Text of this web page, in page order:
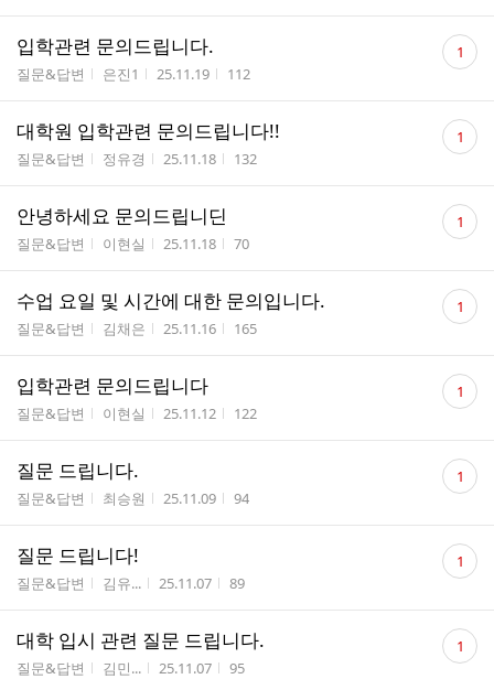
입학관련 문의드립니다.
게시판명
질문&답변 작성자
은진1 작성시간
25.11.19 조회수
112
댓
글 1
대학원 입학관련 문의드립니다!!
게시판명
질문&답변 작성자
정유경 작성시간
25.11.18 조회수
132
댓
글 1
안녕하세요 문의드립니딘
게시판명
질문&답변 작성자
이현실 작성시간
25.11.18 조회수
70
댓
글 1
수업 요일 및 시간에 대한 문의입니다.
게시판명
질문&답변 작성자
김채은 작성시간
25.11.16 조회수
165
댓
글 1
입학관련 문의드립니다
게시판명
질문&답변 작성자
이현실 작성시간
25.11.12 조회수
122
댓
글 1
질문 드립니다.
게시판명
질문&답변 작성자
최승원 작성시간
25.11.09 조회수
94
댓
글 1
질문 드립니다!
게시판명
질문&답변 작성자
김유... 작성시간
25.11.07 조회수
89
댓
글 1
대학 입시 관련 질문 드립니다.
게시판명
질문&답변 작성자
김민... 작성시간
25.11.07 조회수
95
댓
글 1